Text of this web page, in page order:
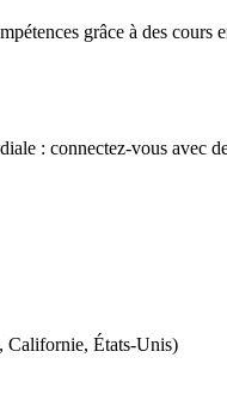
grâce à des cours
: connectez-vous avec
Californie, États-Unis)